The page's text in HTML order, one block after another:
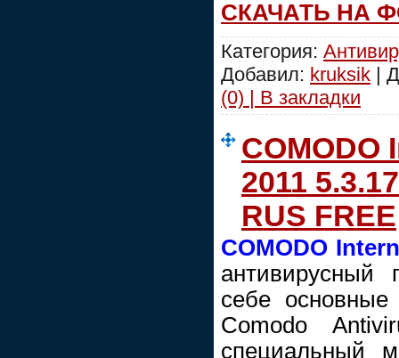
СКАЧАТЬ НА
Категория:
Добавил: kruksik |
(0) | В закладки
COMODO
2011
RUS FREE
COMODO
антивирусный
себе
Comodo
специальный